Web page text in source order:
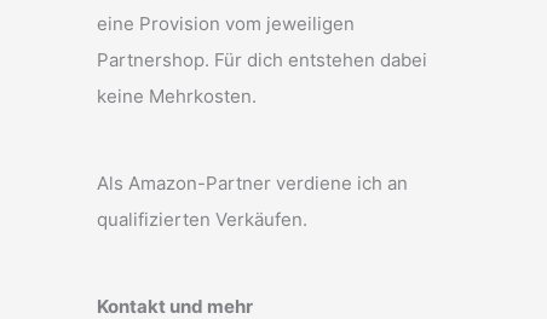
eine Provision vom jeweiligen
Partnershop. Für dich entstehen dabei
keine Mehrkosten.
Als Amazon-Partner verdiene ich an
qualifizierten Verkäufen.
Kontakt und mehr